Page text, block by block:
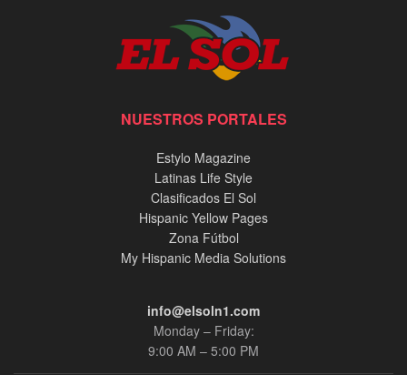
NUESTROS PORTALES
Estylo Magazine
Latinas Life Style
Clasificados El Sol
Hispanic Yellow Pages
Zona Fútbol
My Hispanic Media Solutions
info@elsoln1.com
Monday – Friday:
9:00 AM – 5:00 PM